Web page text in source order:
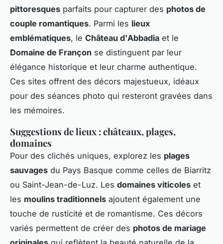
pittoresques parfaits pour capturer des photos de
couple romantiques. Parmi les lieux
emblématiques, le Château d'Abbadia et le
Domaine de Françon se distinguent par leur
élégance historique et leur charme authentique.
Ces sites offrent des décors majestueux, idéaux
pour des séances photo qui resteront gravées dans
les mémoires.
Suggestions de lieux : châteaux, plages,
domaines
Pour des clichés uniques, explorez les plages
sauvages du Pays Basque comme celles de Biarritz
ou Saint-Jean-de-Luz. Les domaines viticoles et
les moulins traditionnels ajoutent également une
touche de rusticité et de romantisme. Ces décors
variés permettent de créer des photos de mariage